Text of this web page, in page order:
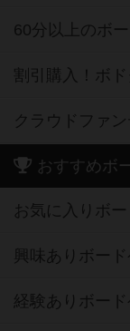
60分以上のボ
割引購入！ボ
クラウドファ
おすすめボ
お気に入りボ
興味ありボー
経験ありボー